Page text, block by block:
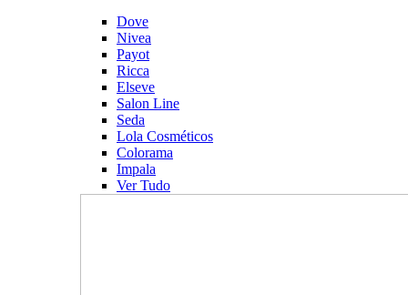
Dove
Nivea
Payot
Ricca
Elseve
Salon Line
Seda
Lola Cosméticos
Colorama
Impala
Ver Tudo